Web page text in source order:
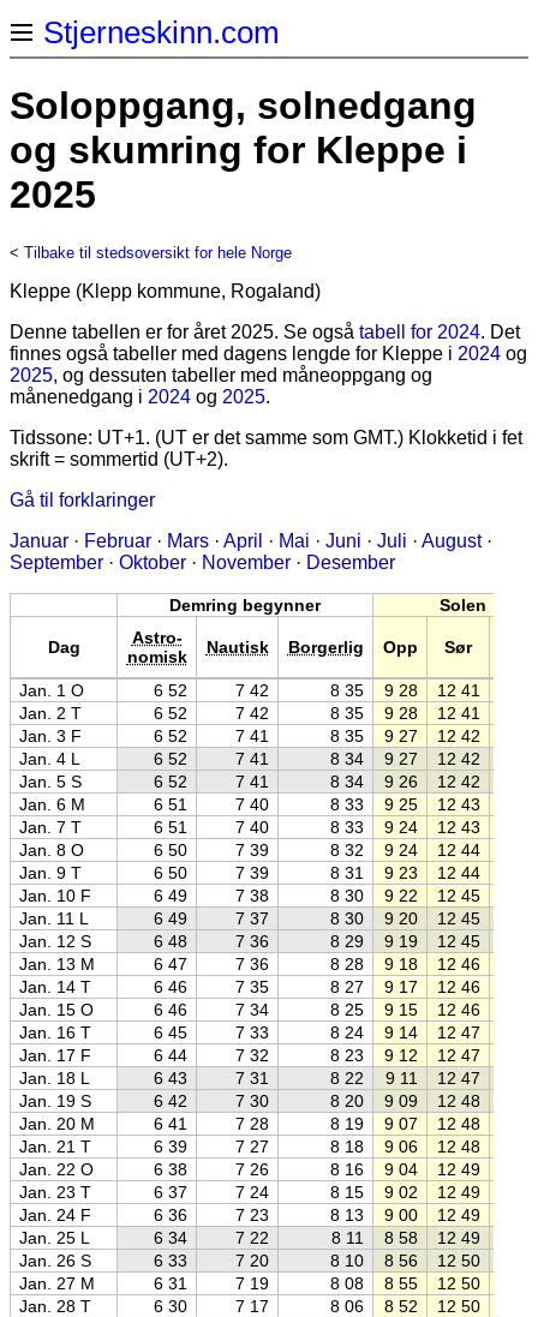
Stjerneskinn.com
Soloppgang, solnedgang
og skumring for Kleppe i
2025
< Tilbake til stedsoversikt for hele Norge
Kleppe (Klepp kommune, Rogaland)
Denne tabellen er for året 2025. Se også tabell for 2024. Det
finnes også tabeller med dagens lengde for Kleppe i 2024 og
2025, og dessuten tabeller med måneoppgang og
månenedgang i 2024 og 2025.
Tidssone: UT+1. (UT er det samme som GMT.) Klokketid i fet
skrift = sommertid (UT+2).
Gå til forklaringer
Januar · Februar · Mars · April · Mai · Juni · Juli · August·
September · Oktober · November · Desember
Demring begynner Solen
Dag
Astro-
nomisk
Nautisk Borgerlig Opp Sør
Jan. 1 O 6 52 7 42 8 35 9 28 12 41
Jan. 2 T
6 52 7 42 8 35 9 28 12 41
Jan. 3 F
6 52 7 41 8 35 9 27 12 42
Jan. 4 L
6 52 7 41 8 34 9 27 12 42
Jan. 5 S
6 52 7 41 8 34 9 26 12 42
Jan. 6 M
6 51 7 40 8 33 9 25 12 43
Jan. 7 T
6 51 7 40 8 33 9 24 12 43
Jan. 8 O
6 50 7 39 8 32 9 24 12 44
Jan. 9 T
6 50 7 39 8 31 9 23 12 44
Jan. 10 F
6 49 7 38 8 30 9 22 12 45
Jan. 11 L
6 49 7 37 8 30 9 20 12 45
Jan. 12 S
6 48 7 36 8 29 9 19 12 45
Jan. 13 M
6 47 7 36 8 28 9 18 12 46
Jan. 14 T
6 46 7 35 8 27 9 17 12 46
Jan. 15 O
6 46 7 34 8 25 9 15 12 46
Jan. 16 T
6 45 7 33 8 24 9 14 12 47
Jan. 17 F
6 44 7 32 8 23 9 12 12 47
Jan. 18 L
6 43 7 31 8 22 9 11 12 47
Jan. 19 S
6 42 7 30 8 20 9 09 12 48
Jan. 20 M
6 41 7 28 8 19 9 07 12 48
Jan. 21 T
6 39 7 27 8 18 9 06 12 48
Jan. 22 O
6 38 7 26 8 16 9 04 12 49
Jan. 23 T
6 37 7 24 8 15 9 02 12 49
Jan. 24 F
6 36 7 23 8 13 9 00 12 49
Jan. 25 L
6 34 7 22 8 11 8 58 12 49
Jan. 26 S
6 33 7 20 8 10 8 56 12 50
Jan. 27 M
6 31 7 19 8 08 8 55 12 50
Jan. 28 T
6 30 7 17 8 06 8 52 12 50